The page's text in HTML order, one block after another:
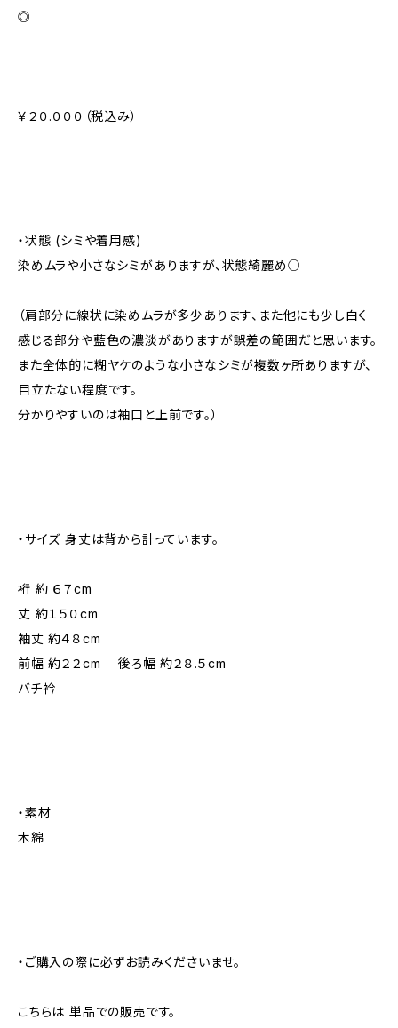
◎
￥２０.０００（税込み）
・状態 (シミや着用感)
染めムラや小さなシミがありますが、状態綺麗め○
（肩部分に線状に染めムラが多少あります、また他にも少し白く
感じる部分や藍色の濃淡がありますが誤差の範囲だと思います。
また全体的に糊ヤケのような小さなシミが複数ヶ所ありますが、
目立たない程度です。
分かりやすいのは袖口と上前です。）
・サイズ 身丈は背から計っています。
裄 約 ６７cm
丈 約１５０cm
袖丈 約４８cm
前幅 約２２cm 後ろ幅 約２８.５cm
バチ衿
・素材
木綿
・ご購入の際に必ずお読みくださいませ。
こちらは 単品での販売です。